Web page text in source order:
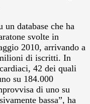
database che ha
svolte in
2010, arrivando a
di iscritti. In
42 dei quali
su 184.000
di uno su
bassa”, ha